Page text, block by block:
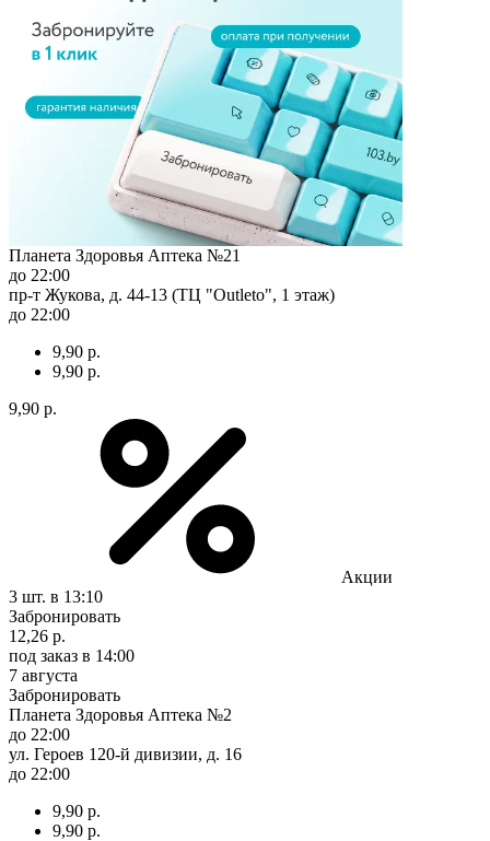
Планета Здоровья Аптека №21
до 22:00
пр-т Жукова, д. 44-13 (ТЦ "Outleto", 1 этаж)
до 22:00
9,90 р.
9,90 р.
9,90 р.
Акции
3 шт. в 13:10
Забронировать
12,26 р.
под заказ в 14:00
7 августа
Забронировать
Планета Здоровья Аптека №2
до 22:00
ул. Героев 120-й дивизии, д. 16
до 22:00
9,90 р.
9,90 р.